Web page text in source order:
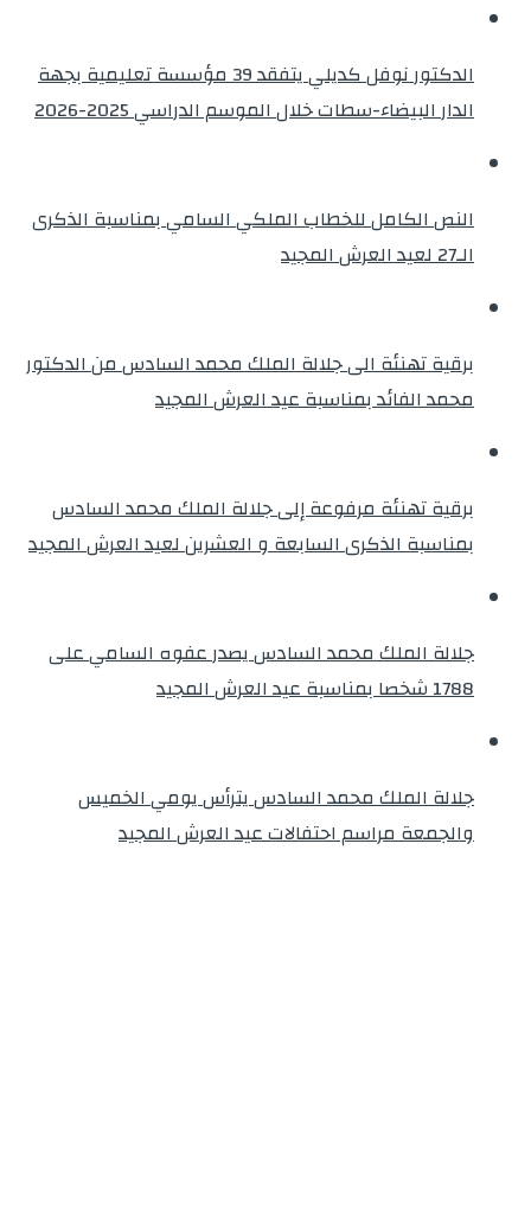
الدكتور نوفل كديلي يتفقد 39 مؤسسة تعليمية بجهة
الدار البيضاء-سطات خلال الموسم الدراسي 2025-2026
النص الكامل للخطاب الملكي السامي بمناسبة الذكرى
الـ27 لعيد العرش المجيد
برقية تهنئة الى جلالة الملك محمد السادس من الدكتور
محمد الفائد بمناسبة عيد العرش المجيد
برقية تهنئة مرفوعة إلى جلالة الملك محمد السادس
بمناسبة الذكرى السابعة و العشرين لعيد العرش المجيد
جلالة الملك محمد السادس يصدر عفوه السامي على
1788 شخصا بمناسبة عيد العرش المجيد
جلالة الملك محمد السادس يترأس يومي الخميس
والجمعة مراسم احتفالات عيد العرش المجيد